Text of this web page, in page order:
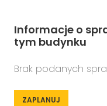
Informacje o
tym budynku
Brak podanych
ZAPLANUJ